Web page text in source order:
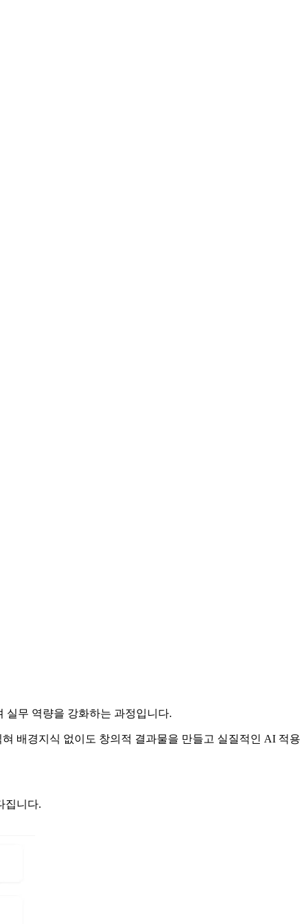
실무 역량을 강화하는 과정입니다.
배경지식 없이도 창의적 결과물을 만들고 실질적인 AI 적용
집니다.